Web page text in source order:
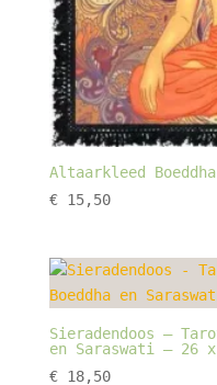
Altaarkleed
€15,50
Sieradendoos –
en Saraswati – 26 x
€18,50